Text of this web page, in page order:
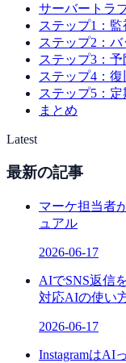
サーバートラ
ステップ1：
ステップ2：
ステップ3：
ステップ4：
ステップ5：
まとめ
Latest
最新の記事
マーケ担当者
ュアル
2026-06-17
AIでSNS返信
対応AIの使い
2026-06-17
InstagramはAI